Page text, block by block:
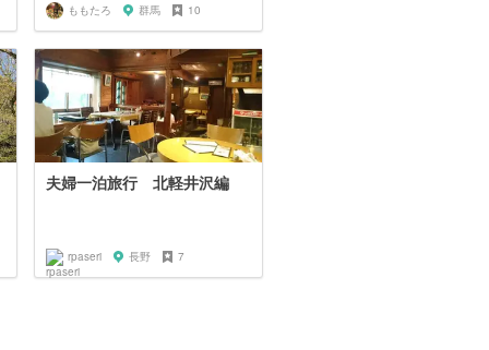
ももたろ 群馬 10
夫婦一泊旅行 北軽井沢編
rpaseri 長野 7